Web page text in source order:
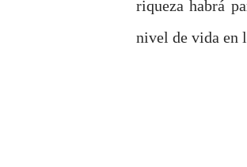
riqueza habrá
nivel de vida en